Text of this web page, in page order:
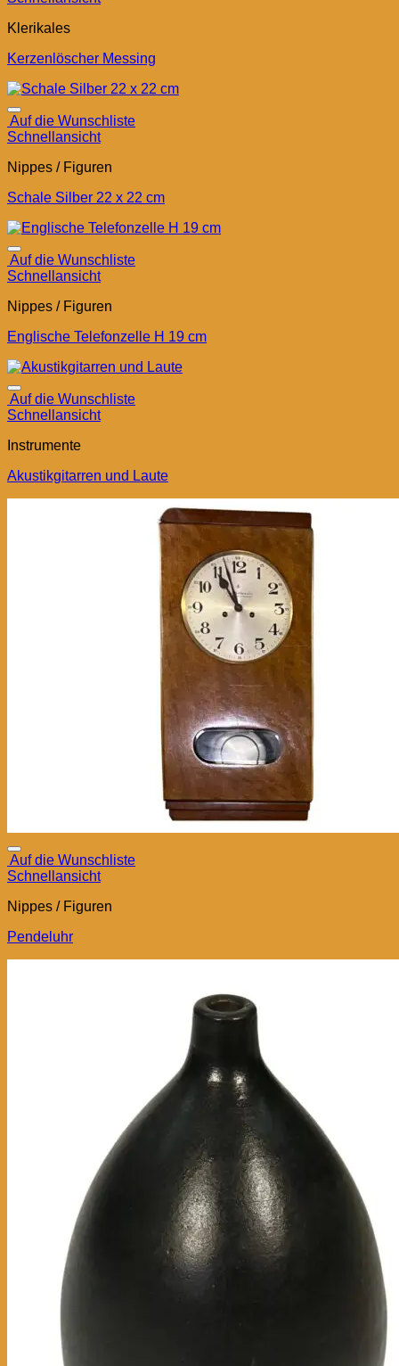
Klerikales
Kerzenlöscher Messing
Auf die Wunschliste
Schnellansicht
Nippes / Figuren
Schale Silber 22 x 22 cm
Auf die Wunschliste
Schnellansicht
Nippes / Figuren
Englische Telefonzelle H 19 cm
Auf die Wunschliste
Schnellansicht
Instrumente
Akustikgitarren und Laute
Auf die Wunschliste
Schnellansicht
Nippes / Figuren
Pendeluhr